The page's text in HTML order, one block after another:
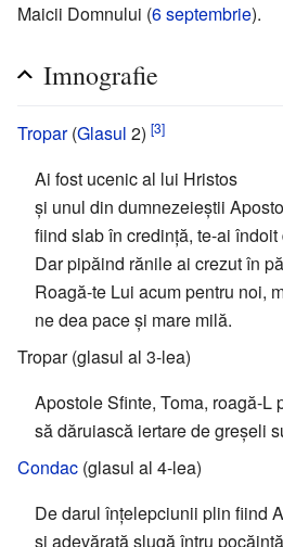
Maicii Domnului (6 septembrie).
Imnografie
Tropar(Glasul 2) [3]
Ai fost ucenic al lui Hristos
și unul din dumnezeieștii
fiind slab în credință, te-ai
Dar pipăind rănile ai crezut în
Roagă-te Lui acum pentru noi,
ne dea pace și mare milă.
Tropar (glasul al 3-lea)
Apostole Sfinte, Toma, roagă-L
să dăruiască iertare de greșeli
Condac (glasul al 4-lea)
De darul înțelepciunii plin fiind
și adevărată slugă întru